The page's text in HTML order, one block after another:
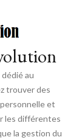
au
trouver des
et
les différentes
la gestion du